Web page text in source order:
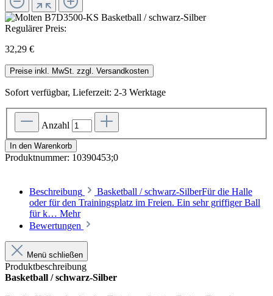
Regulärer Preis:
32,29 €
Preise inkl. MwSt. zzgl. Versandkosten
Sofort verfügbar, Lieferzeit: 2-3 Werktage
Anzahl
In den Warenkorb
Produktnummer: 10390453;0
Beschreibung
Basketball / schwarz-SilberFür die Halle
oder für den Trainingsplatz im Freien. Ein sehr griffiger Ball
für k… Mehr
Bewertungen
Menü schließen
Produktbeschreibung
Basketball / schwarz-Silber